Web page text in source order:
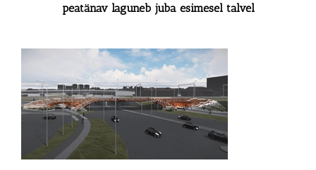
peatänav laguneb juba esimesel talvel